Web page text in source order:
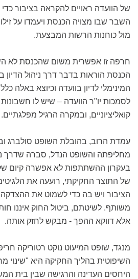
של הוועדה ראויים להקראה בציבור כדי
השבר שבו מצויה הכנסת ויעמדו על
מול כוחנות הרשות המבצעת.
חרפה זו אפשרית משום שהכנסת לא
הכנסת הוראות בדבר דרך ניהול הדיון
המינימלי לדיון בוועדה וכיוצא באלה
לסמכות יו"ר הוועדה – שיש לו
קואליציוניים, ובמקרה הרגיל מפלגתיים.
עמדת הרוב, בהובלת השופט סולברג
מחליפתה והשופט הנדל, סברה שדרך
בעקרון ההשתתפות לא אפשרה קיום של
של התוצר החקיקתי, רועעה את
הציבור ויש בה כדי לשמוט את
משותף. לשיטתם, ביטול החוק איננו
אלא דווקא ההפך - מבקש לחזק אותה.
מנגד, שופט המיעוט נוקט רטוריקה
השיפוטית בהליך החקיקה היא "שינוי
היחסים העדינה והרגישה שבין בית